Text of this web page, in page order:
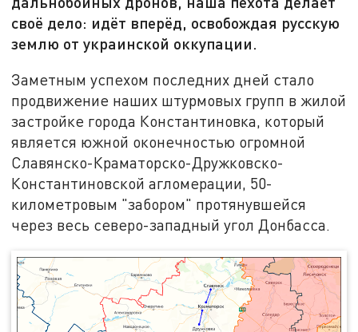
своё дело: идёт вперёд, освобождая русскую
землю от украинской оккупации.
Заметным успехом последних дней стало
продвижение наших штурмовых групп в жилой
застройке города Константиновка, который
является южной оконечностью огромной
Славянско-Краматорско-Дружковско-
Константиновской агломерации, 50-
километровым "забором" протянувшейся
через весь северо-западный угол Донбасса.